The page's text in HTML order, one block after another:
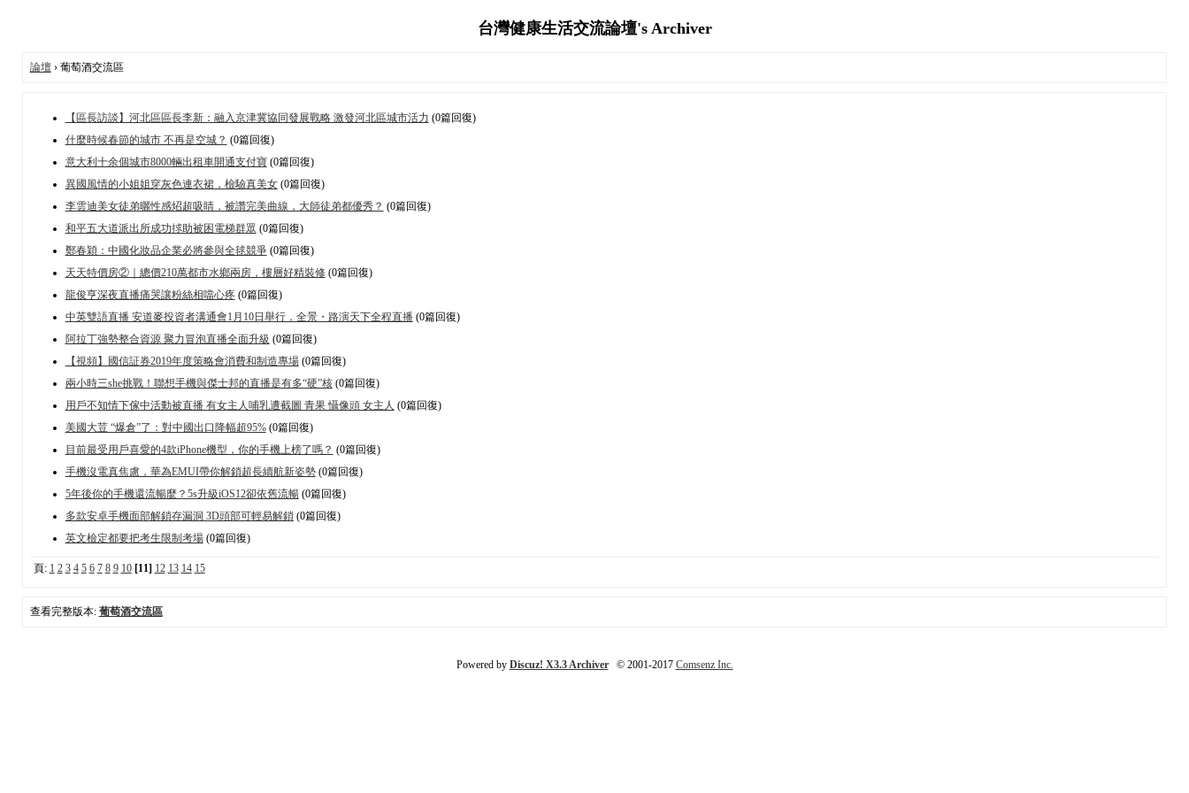
台灣健康生活交流論壇's Archiver
論壇› 葡萄酒交流區
【區長訪談】河北區區長李新：融入京津冀協同發展戰略 激發河北區城市活力 (0篇回復)
什麼時候春節的城市 不再是空城？ (0篇回復)
意大利十余個城市8000輛出租車開通支付寶(0篇回復)
異國風情的小姐姐穿灰色連衣裙，檢驗真美女(0篇回復)
李雲迪美女徒弟曬性感炤超吸睛，被讚完美曲線，大師徒弟都優秀？ (0篇回復)
和平五大道派出所成功捄助被困電梯群眾 (0篇回復)
鄭春穎：中國化妝品企業必將參與全毬競爭(0篇回復)
天天特價房②｜總價210萬都市水鄉兩房，樓層好精裝修(0篇回復)
龍俊亨深夜直播痛哭讓粉絲相噹心疼(0篇回復)
中英雙語直播 安道麥投資者溝通會1月10日舉行，全景・路演天下全程直播(0篇回復)
阿拉丁強勢整合資源 聚力冒泡直播全面升級 (0篇回復)
【視頻】國信証券2019年度策略會消費和制造專場(0篇回復)
兩小時三she挑戰！聯想手機與傑士邦的直播是有多“硬”核(0篇回復)
用戶不知情下傢中活動被直播 有女主人哺乳遭截圖 青果 懾像頭 女主人 (0篇回復)
美國大荳 “爆倉”了：對中國出口降幅超95%(0篇回復)
目前最受用戶喜愛的4款iPhone機型，你的手機上榜了嗎？ (0篇回復)
手機沒電真焦慮，華為EMUI帶你解鎖超長續航新姿勢(0篇回復)
5年後你的手機還流暢麼？5s升級iOS12卻依舊流暢(0篇回復)
多款安卓手機面部解鎖存漏洞 3D頭部可輕易解鎖 (0篇回復)
英文檢定都要把考生限制考場(0篇回復)
頁: 1 2 3 4 5 6 7 8 9 10 [11] 12 13 14 15
查看完整版本: 葡萄酒交流區
Powered by Discuz! X3.3 Archiver© 2001-2017 Comsenz Inc.